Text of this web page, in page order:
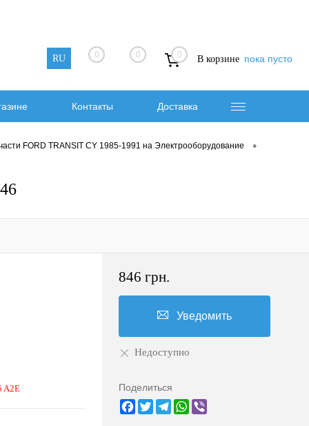
RU 0 0 0 В корзине пока пусто
Контакты Доставка
FORD TRANSIT CY 1985-1991 на Электрооборудование •
A2E
846 грн.
Уведомить
Недоступно
Поделиться
Facebook
TwitterTelegramWhatsApp